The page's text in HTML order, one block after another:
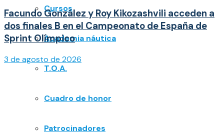
Cursos
Academia náutica
T.O.A.
Cuadro de honor
Patrocinadores
Facundo González y Roy Kikozashvili acceden a
dos finales B en el Campeonato de España de
Sprint Olímpico
3 de agosto de 2026